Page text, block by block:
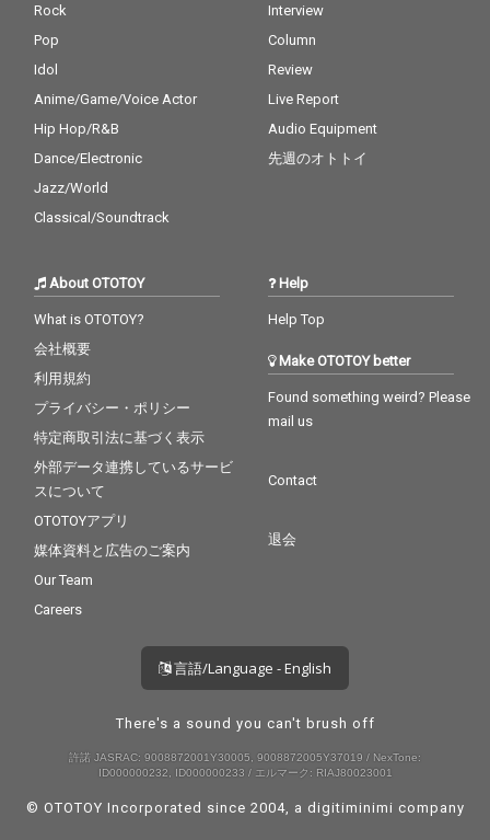
Rock
Pop
Idol
Anime/Game/Voice Actor
Hip Hop/R&B
Dance/Electronic
Jazz/World
Classical/Soundtrack
Interview
Column
Review
Live Report
Audio Equipment
先週のオトトイ
About OTOTOY
What is OTOTOY?
会社概要
利用規約
プライバシー・ポリシー
特定商取引法に基づく表示
外部データ連携しているサービ
スについて
OTOTOYアプリ
媒体資料と広告のご案内
Our Team
Careers
Help
Help Top
Make OTOTOY better
Found something weird? Please
mail us
Contact
退会
言語/Language - English
There's a sound you can't brush off
許諾 JASRAC: 9008872001Y30005, 9008872005Y37019 / NexTone:
ID000000232, ID000000233 / エルマーク: RIAJ80023001
© OTOTOY Incorporated since 2004, a digitiminimi company